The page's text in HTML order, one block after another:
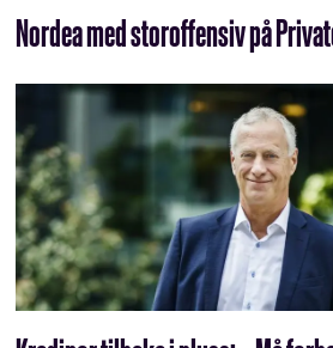
Nordea med storoffensiv på